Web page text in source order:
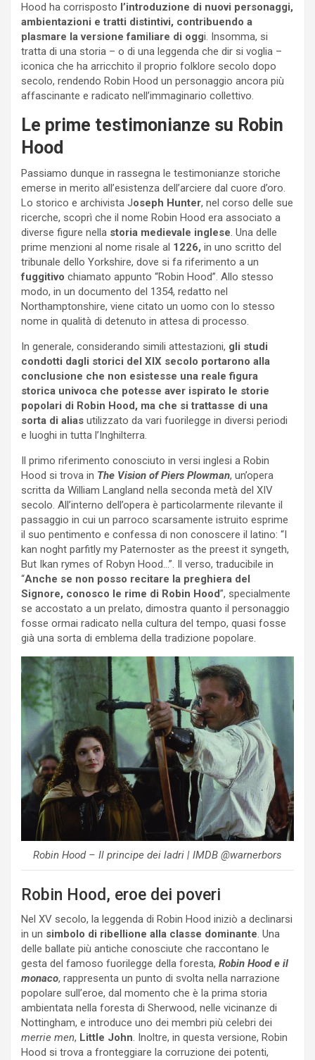
Hood ha corrisposto l’introduzione di nuovi personaggi,
ambientazioni e tratti distintivi, contribuendo a
plasmare la versione familiare di oggi. Insomma, si
tratta di una storia – o di una leggenda che dir si voglia –
iconica che ha arricchito il proprio folklore secolo dopo
secolo, rendendo Robin Hood un personaggio ancora più
affascinante e radicato nell’immaginario collettivo.
Le prime testimonianze su Robin
Hood
Passiamo dunque in rassegna le testimonianze storiche
emerse in merito all’esistenza dell’arciere dal cuore d’oro.
Lo storico e archivista Joseph Hunter, nel corso delle sue
ricerche, scoprì che il nome Robin Hood era associato a
diverse figure nella storia medievale inglese. Una delle
prime menzioni al nome risale al 1226, in uno scritto del
tribunale dello Yorkshire, dove si fa riferimento a un
fuggitivo chiamato appunto “Robin Hood”. Allo stesso
modo, in un documento del 1354, redatto nel
Northamptonshire, viene citato un uomo con lo stesso
nome in qualità di detenuto in attesa di processo.
In generale, considerando simili attestazioni, gli studi
condotti dagli storici del XIX secolo portarono alla
conclusione che non esistesse una reale figura
storica univoca che potesse aver ispirato le storie
popolari di Robin Hood, ma che si trattasse di una
sorta di alias utilizzato da vari fuorilegge in diversi periodi
e luoghi in tutta l’Inghilterra.
Il primo riferimento conosciuto in versi inglesi a Robin
Hood si trova in The Vision of Piers Plowman, un’opera
scritta da William Langland nella seconda metà del XIV
secolo. All’interno dell’opera è particolarmente rilevante il
passaggio in cui un parroco scarsamente istruito esprime
il suo pentimento e confessa di non conoscere il latino: “I
kan noght parfitly my Paternoster as the preest it syngeth,
But Ikan rymes of Robyn Hood…”. Il verso, traducibile in
“Anche se non posso recitare la preghiera del
Signore, conosco le rime di Robin Hood”, specialmente
se accostato a un prelato, dimostra quanto il personaggio
fosse ormai radicato nella cultura del tempo, quasi fosse
già una sorta di emblema della tradizione popolare.
Robin Hood – Il principe dei ladri | IMDB @warnerbors
Robin Hood, eroe dei poveri
Nel XV secolo, la leggenda di Robin Hood iniziò a declinarsi
in un simbolo di ribellione alla classe dominante. Una
delle ballate più antiche conosciute che raccontano le
gesta del famoso fuorilegge della foresta, Robin Hood e il
monaco, rappresenta un punto di svolta nella narrazione
popolare sull’eroe, dal momento che è la prima storia
ambientata nella foresta di Sherwood, nelle vicinanze di
Nottingham, e introduce uno dei membri più celebri dei
merrie men, Little John. Inoltre, in questa versione, Robin
Hood si trova a fronteggiare la corruzione dei potenti,